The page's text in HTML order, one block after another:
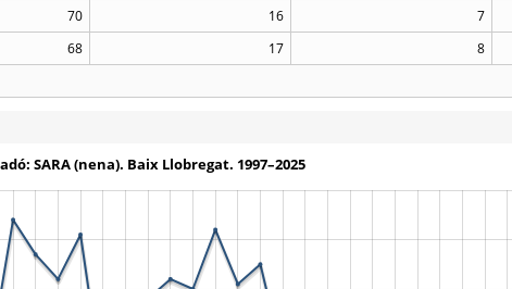
70 16 7
68 17 8